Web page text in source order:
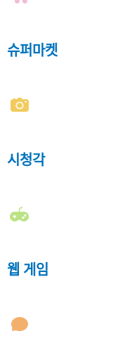
슈퍼마켓
시청각
웹 게임